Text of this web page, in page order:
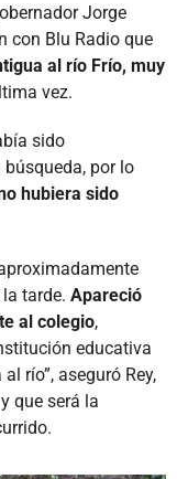
Jorge
con Blu Radio que
al río Frío, muy
vez.
sido
por lo
hubiera sido
tarde. Apareció
al colegio,
educativa
río”, aseguró Rey,
que será la